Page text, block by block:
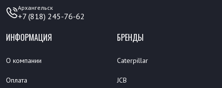
Архангельск
+7 (818) 245-76-62
ИНФОРМАЦИЯ
О компании
Оплата
БРЕНДЫ
Caterpillar
JCB